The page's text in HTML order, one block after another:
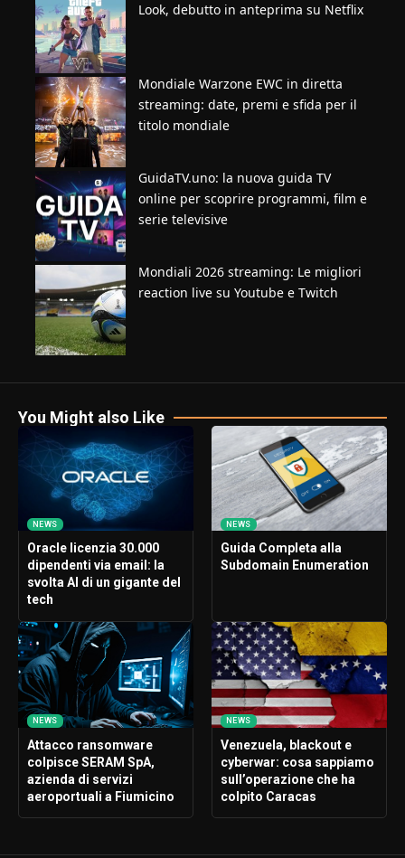
Look, debutto in anteprima su Netflix
Mondiale Warzone EWC in diretta
streaming: date, premi e sfida per il
titolo mondiale
GuidaTV.uno: la nuova guida TV
online per scoprire programmi, film e
serie televisive
Mondiali 2026 streaming: Le migliori
reaction live su Youtube e Twitch
You Might also Like
NEWS
Oracle licenzia 30.000
dipendenti via email: la
svolta AI di un gigante del
tech
NEWS
Guida Completa alla
Subdomain Enumeration
NEWS
Attacco ransomware
colpisce SERAM SpA,
azienda di servizi
aeroportuali a Fiumicino
NEWS
Venezuela, blackout e
cyberwar: cosa sappiamo
sull’operazione che ha
colpito Caracas